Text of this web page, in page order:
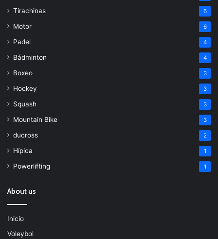
Tirachinas 6
Motor 6
Padel 4
Bádminton 4
Boxeo 3
Hockey 3
Squash 3
Mountain Bike 3
ducross 2
Hípica 1
Powerlifting 1
About us
Inicio
Voleybol